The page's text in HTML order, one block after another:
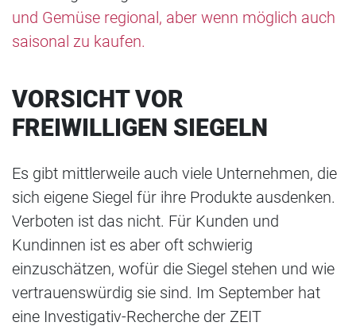
und Gemüse regional, aber wenn möglich auch
saisonal zu kaufen.
VORSICHT VOR
FREIWILLIGEN SIEGELN
Es gibt mittlerweile auch viele Unternehmen, die
sich eigene Siegel für ihre Produkte ausdenken.
Verboten ist das nicht. Für Kunden und
Kundinnen ist es aber oft schwierig
einzuschätzen, wofür die Siegel stehen und wie
vertrauenswürdig sie sind. Im September hat
eine Investigativ-Recherche der ZEIT